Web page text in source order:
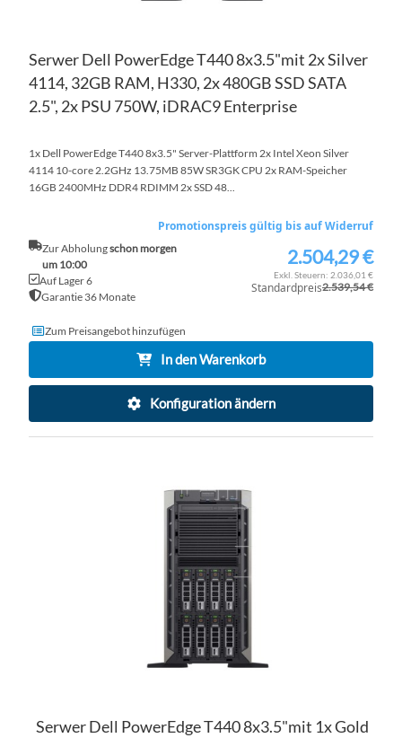
Serwer Dell PowerEdge T440 8x3.5"mit 2x Silver
4114, 32GB RAM, H330, 2x 480GB SSD SATA
2.5", 2x PSU 750W, iDRAC9 Enterprise
1x Dell PowerEdge T440 8x3.5" Server-Plattform 2x Intel Xeon Silver
4114 10-core 2.2GHz 13.75MB 85W SR3GK CPU 2x RAM-Speicher
16GB 2400MHz DDR4 RDIMM 2x SSD 48...
Zur Abholungschon morgen
um 10:00
Auf Lager 6
Garantie 36 Monate
Promotionspreis gültig bis auf Widerruf
Sonderpreis2.504,29 €
2.036,01 €
Standardpreis2.539,54 €
Zum Preisangebot hinzufügen
In den Warenkorb
Konfiguration ändern
Serwer Dell PowerEdge T440 8x3.5"mit 1x Gold